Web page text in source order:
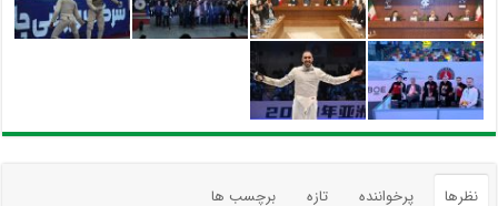
نظرها پرخواننده تازه برچسب ها